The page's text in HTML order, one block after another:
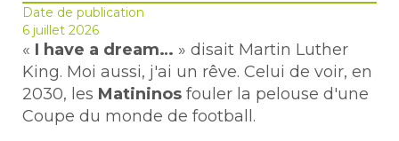
Date de publication
6 juillet 2026
« I have a dream… » disait Martin Luther
King. Moi aussi, j'ai un rêve. Celui de voir, en
2030, les Matininos fouler la pelouse d'une
Coupe du monde de football.